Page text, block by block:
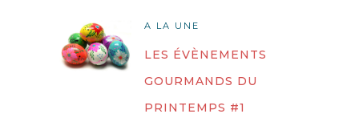
A LA UNE
LES ÉVÈNEMENTS
GOURMANDS DU
PRINTEMPS #1